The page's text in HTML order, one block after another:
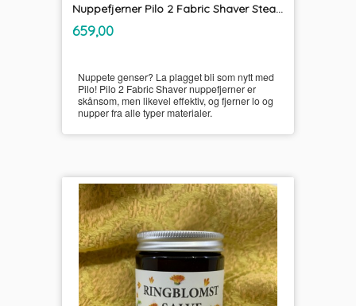
Nuppefjerner Pilo 2 Fabric Shaver Steamery
Pris
659,00mva.
Nuppete genser? La plagget bli som nytt med
Pilo! Pilo 2 Fabric Shaver nuppefjerner er
skånsom, men likevel effektiv, og fjerner lo og
nupper fra alle typer materialer.